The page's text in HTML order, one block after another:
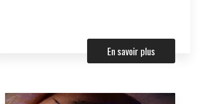
En savoir plus